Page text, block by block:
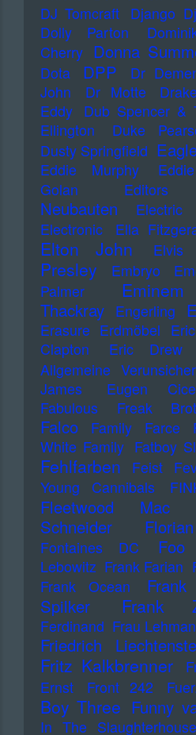
DJ Tomcraft Django
Dolly Parton
Cherry Donna
Dota
DPP Dr
John
Dr Motte Drake
Eddy
Dub Spencer &
Ellington
Duke
Dusty Springfield
Eddie Murphy
Golan
Editors
Neubauten
Electric
Electronic
Ella
Elton John Elvis
Presley
Embryo
Palmer
Eminem
Thackray
Engerling
Erasure Erdmöbel
Clapton
Eric Drew
Allgemeine
James
Eugen
Fabulous Freak
Falco Family Farce
White Family Fatboy
Fehlfarben Feist
Young Cannibals
Fleetwood Mac
Schneider
Fontaines DC Foo
Lebowitz Frank Farian
Frank Ocean
Spilker
Frank
Ferdinand Frau
Friedrich
Fritz Kalkbrenner
Ernst
Front 242
Boy Three Funny
In The Slaughterhouse